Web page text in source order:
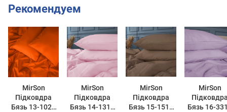
Рекомендуем
MirSon
Підковдра
Бязь 13-1027
MirSon
Підковдра
Бязь 14-1312
MirSon
Підковдра
Бязь 15-1511
MirSon
Бязь 16-